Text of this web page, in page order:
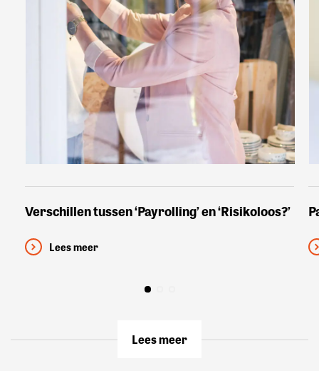
Verschillen tussen ‘Payrolling’ en ‘Risikoloos?’
Lees meer
Lees meer